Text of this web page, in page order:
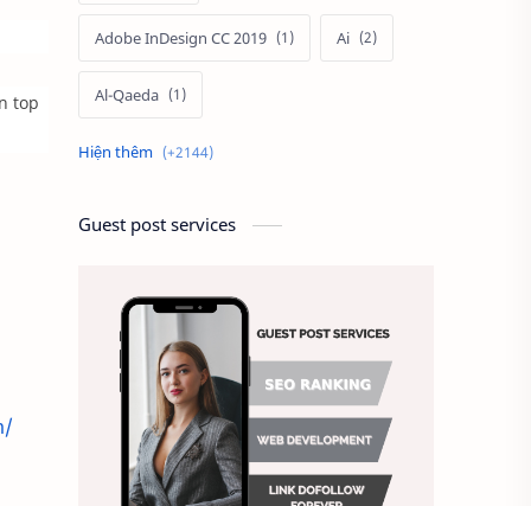
top
Adobe InDesign CC 2019 Ai
Al-Qaeda
Alien Alternative
Ảnh làm phông nền
Ảnh nền chuẩn HD
Ảnh nền đẹp
Guest post services